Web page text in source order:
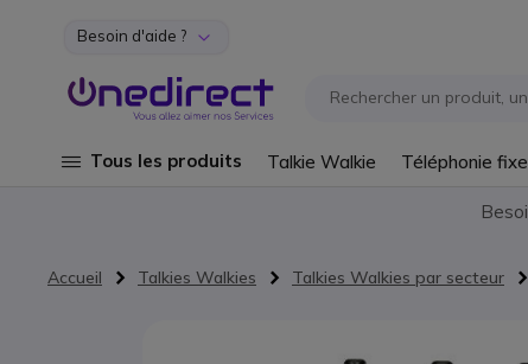
Aller au contenu
Besoin d'aide ?
Tous les produits Talkie Walkie Téléphonie fixe
Accueil Talkies Walkies Talkies Walkies par secteur